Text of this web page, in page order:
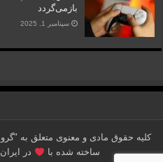
بازمی‌گردد
سپتامبر 1, 2025
ساخته شده با
در ایران